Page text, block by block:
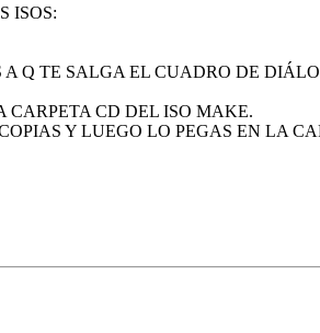
ISOS:
Q TE SALGA EL CUADRO DE
CARPETA CD DEL ISO MAKE.
Y LUEGO LO PEGAS EN LA